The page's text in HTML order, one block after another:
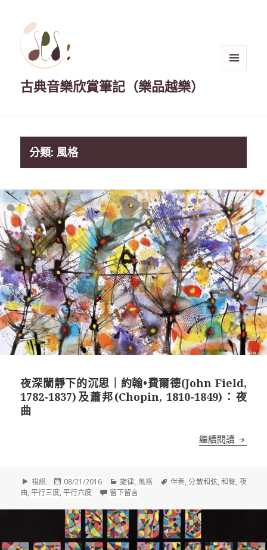
古典音樂欣賞筆記（樂品越樂）
分類: 風格
夜深闌靜下的沉思｜約翰•費爾德(John Field,
1782-1837)及蕭邦(Chopin, 1810-1849)：夜
曲
繼續閱讀 夜深
格
式
視訊
發
佈
08/21/2016
分
類
旋律, 風格
標
伴奏,分散和弦,和聲, 夜
曲,平行三度,平行六度 留下留言在 夜深闌靜下的沉思｜約翰•費爾德